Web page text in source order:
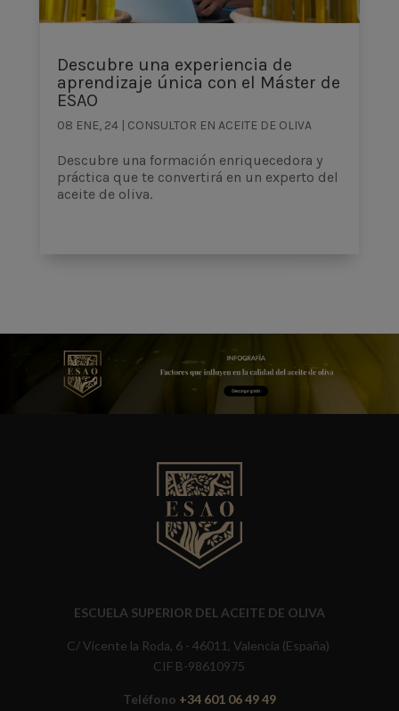
Descubre una experiencia de
aprendizaje única con el Máster de
ESAO
08 ENE, 24| CONSULTOR EN ACEITE DE OLIVA
Descubre una formación enriquecedora y
práctica que te convertirá en un experto del
aceite de oliva.
ESCUELA SUPERIOR DEL ACEITE DE OLIVA
C/ Vicente la Roda, 6 - 46011, Valencia (España)
CIF B-98610975
Teléfono +34 601 06 49 49